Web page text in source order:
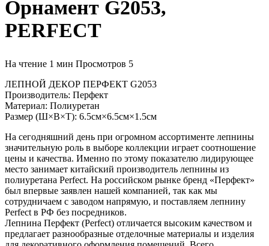
Орнамент G2053,
PERFECT
На чтение 1 мин Просмотров 5
ЛЕПНОЙ ДЕКОР ПЕРФЕКТ G2053
Производитель: Перфект
Материал: Полиуретан
Размер (Ш×В×Т): 6.5см×6.5см×1.5см
На сегодняшний день при огромном ассортименте лепнины
значительную роль в выборе коллекции играет соотношение
цены и качества. Именно по этому показателю лидирующее
место занимает китайский производитель лепнины из
полиуретана Perfect. На российском рынке бренд «Перфект»
был впервые заявлен нашей компанией, так как мы
сотрудничаем с заводом напрямую, и поставляем лепнину
Perfect в РФ без посредников.
Лепнина Перфект (Perfect) отличается высоким качеством и
предлагает разнообразные отделочные материалы и изделия